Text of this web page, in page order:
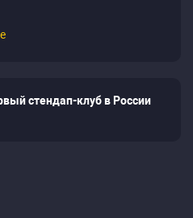
стендап-клуб в России